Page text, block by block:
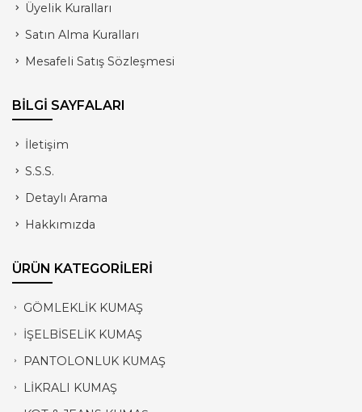
Üyelik Kuralları
Satın Alma Kuralları
Mesafeli Satış Sözleşmesi
BİLGİ SAYFALARI
İletişim
S.S.S.
Detaylı Arama
Hakkımızda
ÜRÜN KATEGORİLERİ
GÖMLEKLİK KUMAŞ
İŞELBİSELİK KUMAŞ
PANTOLONLUK KUMAŞ
LİKRALI KUMAŞ